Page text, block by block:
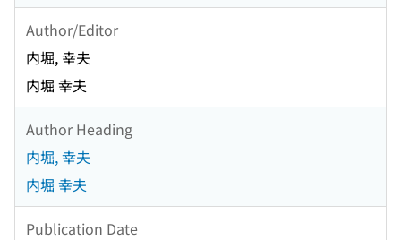
Author/Editor
内堀, 幸夫
内堀 幸夫
Author Heading
内堀, 幸夫
内堀 幸夫
Publication Date